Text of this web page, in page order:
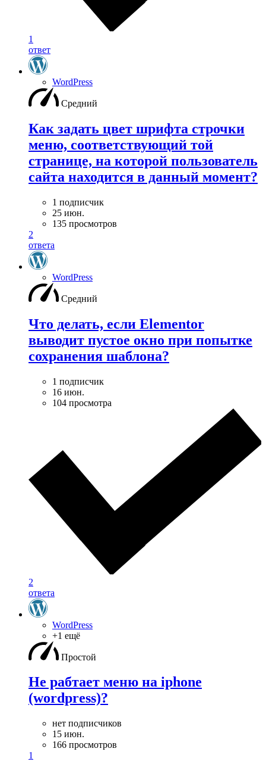
1
ответ
WordPress
Средний
Как задать цвет шрифта строчки
меню, соответствующий той
странице, на которой пользователь
сайта находится в данный момент?
1 подписчик
25 июн.
135 просмотров
2
ответа
WordPress
Средний
Что делать, если Elementor
выводит пустое окно при попытке
сохранения шаблона?
1 подписчик
16 июн.
104 просмотра
2
ответа
WordPress
+1 ещё
Простой
Не рабтает меню на iphone
(wordpress)?
нет подписчиков
15 июн.
166 просмотров
1